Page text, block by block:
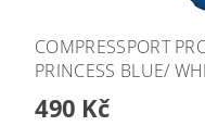
COMPRESSPORT
PRINCESS BLUE/
490 Kč